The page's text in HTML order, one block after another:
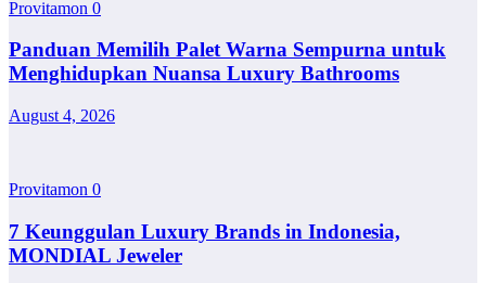
Provitamon 0
Panduan Memilih Palet Warna Sempurna untuk
Menghidupkan Nuansa Luxury Bathrooms
August 4, 2026
Provitamon 0
7 Keunggulan Luxury Brands in Indonesia,
MONDIAL Jeweler